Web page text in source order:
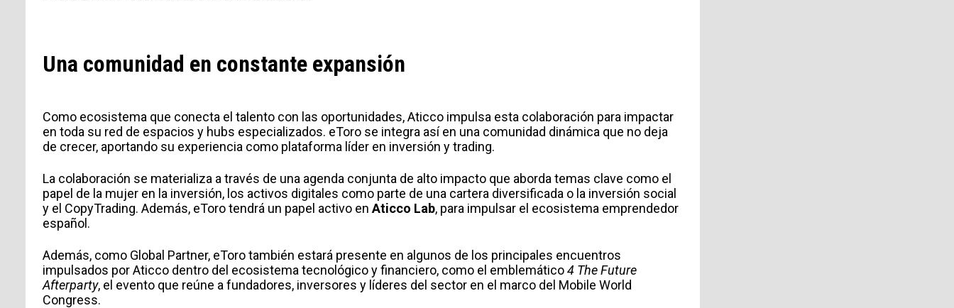
Una comunidad en constante expansión
Como ecosistema que conecta el talento con las oportunidades, Aticco impulsa esta colaboración para impactar
en toda su red de espacios y hubs especializados. eToro se integra así en una comunidad dinámica que no deja
de crecer, aportando su experiencia como plataforma líder en inversión y trading.
La colaboración se materializa a través de una agenda conjunta de alto impacto que aborda temas clave como el
papel de la mujer en la inversión, los activos digitales como parte de una cartera diversificada o la inversión social
y el CopyTrading. Además, eToro tendrá un papel activo en Aticco Lab, para impulsar el ecosistema emprendedor
español.
Además, como Global Partner, eToro también estará presente en algunos de los principales encuentros
impulsados por Aticco dentro del ecosistema tecnológico y financiero, como el emblemático4 The Future
Afterparty, el evento que reúne a fundadores, inversores y líderes del sector en el marco del Mobile World
Congress.
INFORMACIÓN PERSONAL